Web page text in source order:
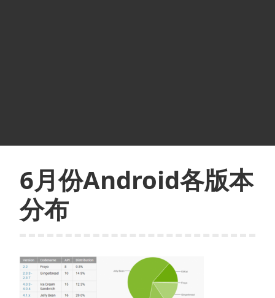
6月份Android各版本
分布